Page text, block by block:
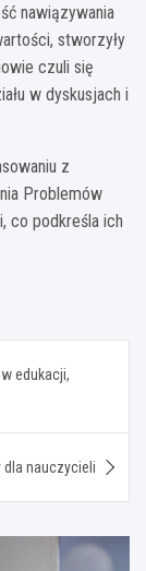
nawiązywania
stworzyły
czuli się
w dyskusjach i
z
Problemów
co podkreśla ich
edukacji,
dla nauczycieli